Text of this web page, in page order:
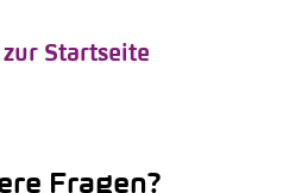
Startseite
Fragen?